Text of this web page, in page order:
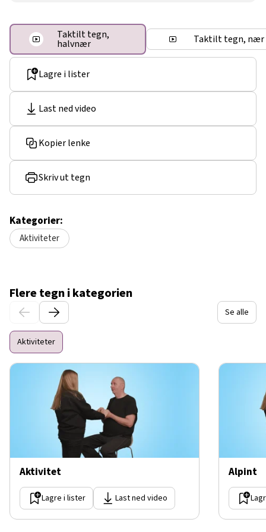
Lagre i lister
Last ned video
Kopier lenke
Skriv ut tegn
Kategorier:
Aktiviteter
Taktilt tegn,
halvnær Taktilt tegn, nær
Flere tegn i kategorien
Se alle
Aktiviteter
Aktivitet
Lagre i lister Last ned video
Alpint